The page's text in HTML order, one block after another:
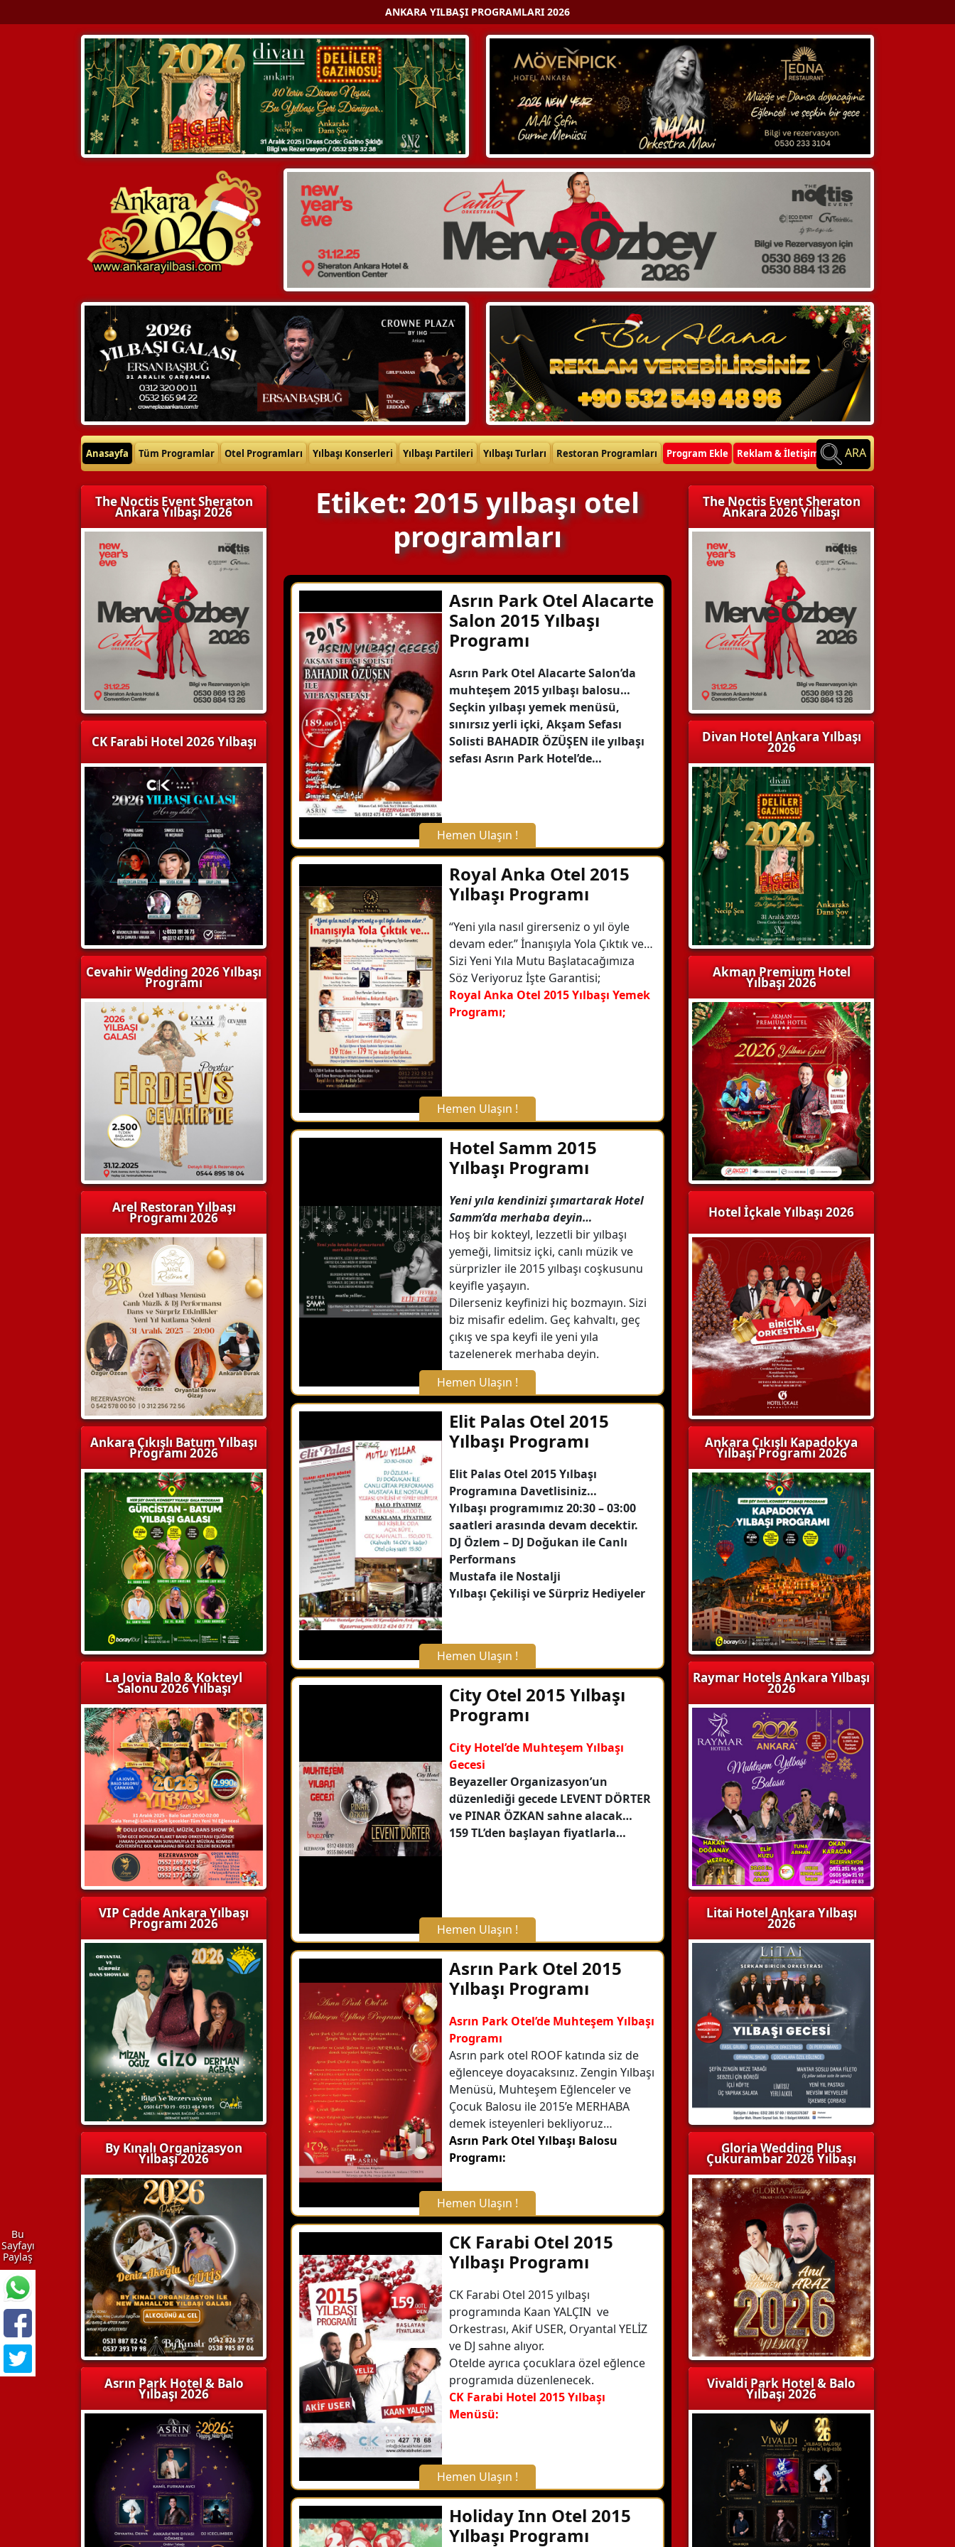
ANKARA YILBAŞI PROGRAMLARI 2026
Anasayfa Tüm Programlar Otel Programları Yılbaşı Konserleri Yılbaşı Partileri Yılbaşı Turları Restoran Programları Program Ekle Reklam & İletişim ARA
The Noctis Event Sheraton
Ankara Yılbaşı 2026
CK Farabi Hotel 2026 Yılbaşı
Cevahir Wedding 2026 Yılbaşı
Programı
Arel Restoran Yılbaşı
Programı 2026
Ankara Çıkışlı Batum Yılbaşı
Programı 2026
La Jovia Balo & Kokteyl
Salonu 2026 Yılbaşı
VIP Cadde Ankara Yılbaşı
Programı 2026
By Kınalı Organizasyon
Yılbaşı 2026
Asrın Park Hotel & Balo
Yılbaşı 2026
Etiket: 2015 yılbaşı otel
programları
Asrın Park Otel Alacarte
Salon 2015 Yılbaşı
Programı
Asrın Park Otel Alacarte Salon’da
muhteşem 2015 yılbaşı balosu…
Seçkin yılbaşı yemek menüsü,
sınırsız yerli içki, Akşam Sefası
Solisti BAHADIR ÖZÜŞEN ile yılbaşı
sefası Asrın Park Hotel’de…
Hemen Ulaşın !
X Kapat
WhatsApp ile Bilgi Alın
Hemen Arayın
Detaylı Bilgi Alın
Royal Anka Otel 2015
Yılbaşı Programı
“Yeni yıla nasıl girerseniz o yıl öyle
devam eder.” İnanışıyla Yola Çıktık ve…
Sizi Yeni Yıla Mutu Başlatacağımıza
Söz Veriyoruz İşte Garantisi;
Royal Anka Otel 2015 Yılbaşı Yemek
Programı;
Hemen Ulaşın !
X Kapat
Hemen Arayın
Detaylı Bilgi Alın
Hotel Samm 2015
Yılbaşı Programı
Yeni yıla kendinizi şımartarak Hotel
Samm’da merhaba deyin…
Hoş bir kokteyl, lezzetli bir yılbaşı
yemeği, limitsiz içki, canlı müzik ve
sürprizler ile 2015 yılbaşı coşkusunu
keyifle yaşayın.
Dilerseniz keyfinizi hiç bozmayın. Sizi
biz misafir edelim. Geç kahvaltı, geç
çıkış ve spa keyfi ile yeni yıla
tazelenerek merhaba deyin.
Hemen Ulaşın !
X Kapat
WhatsApp ile Bilgi Alın
Hemen Arayın
Detaylı Bilgi Alın
Elit Palas Otel 2015
Yılbaşı Programı
Elit Palas Otel 2015 Yılbaşı
Programına Davetlisiniz…
Yılbaşı programımız 20:30 – 03:00
saatleri arasında devam decektir.
DJ Özlem – DJ Doğukan ile Canlı
Performans
Mustafa ile Nostalji
Yılbaşı Çekilişi ve Sürpriz Hediyeler
Hemen Ulaşın !
X Kapat
WhatsApp ile Bilgi Alın
Hemen Arayın
Detaylı Bilgi Alın
City Otel 2015 Yılbaşı
Programı
City Hotel’de Muhteşem Yılbaşı
Gecesi
Beyazeller Organizasyon’un
düzenlediği gecede LEVENT DÖRTER
ve PINAR ÖZKAN sahne alacak…
159 TL’den başlayan fiyatlarla…
Hemen Ulaşın !
X Kapat
WhatsApp ile Bilgi Alın
Hemen Arayın
Detaylı Bilgi Alın
Asrın Park Otel 2015
Yılbaşı Programı
Asrın Park Otel’de Muhteşem Yılbaşı
Programı
Asrın park otel ROOF katında siz de
eğlenceye doyacaksınız. Zengin Yılbaşı
Menüsü, Muhteşem Eğlenceler ve
Çocuk Balosu ile 2015’e MERHABA
demek isteyenleri bekliyoruz…
Asrın Park Otel Yılbaşı Balosu
Programı:
Hemen Ulaşın !
X Kapat
WhatsApp ile Bilgi Alın
Hemen Arayın
Detaylı Bilgi Alın
CK Farabi Otel 2015
Yılbaşı Programı
CK Farabi Otel 2015 yılbaşı
programında Kaan YALÇIN ve
Orkestrası, Akif USER, Oryantal YELİZ
ve DJ sahne alıyor.
Otelde ayrıca çocuklara özel eğlence
programıda düzenlenecek.
CK Farabi Hotel 2015 Yılbaşı
Menüsü:
Hemen Ulaşın !
X Kapat
WhatsApp ile Bilgi Alın
Holiday Inn Otel 2015
Yılbaşı Programı
The Noctis Event Sheraton
Ankara 2026 Yılbaşı
Divan Hotel Ankara Yılbaşı
2026
Akman Premium Hotel
Yılbaşı 2026
Hotel İçkale Yılbaşı 2026
Ankara Çıkışlı Kapadokya
Yılbaşı Programı 2026
Raymar Hotels Ankara Yılbaşı
2026
Litai Hotel Ankara Yılbaşı
2026
Gloria Wedding Plus
Çukurambar 2026 Yılbaşı
Vivaldi Park Hotel & Balo
Yılbaşı 2026
Bu
Sayfayı
Paylaş